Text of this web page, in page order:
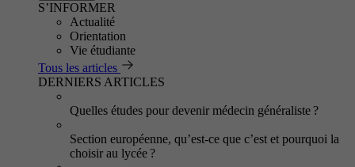
S’INFORMER
Actualité
Orientation
Vie étudiante
Tous les articles
DERNIERS ARTICLES
Quelles études pour devenir médecin généraliste ?
Section européenne, qu’est-ce que c’est et pourquoi la
choisir au lycée ?